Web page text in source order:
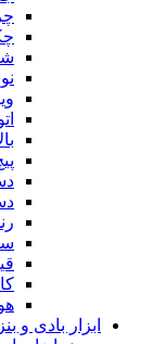
ابزار بادی و